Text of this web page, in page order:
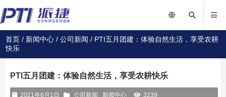
首页 / 新闻中心 /公司新闻 / PTI五月团建：体验自然生活，享受农耕
快乐
PTI五月团建：体验自然生活，享受农耕快乐
2021年6月1日 公司新闻 新闻中心 3239